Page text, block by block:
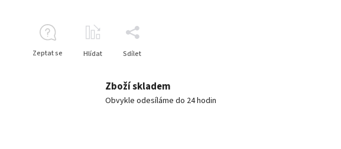
Zeptat se Hlídat Sdílet
Zboží skladem
Obvykle odesíláme do 24 hodin